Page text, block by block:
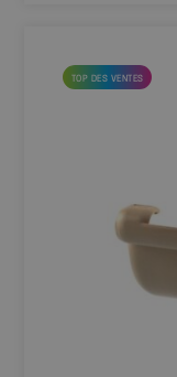
TOP DES VENTES